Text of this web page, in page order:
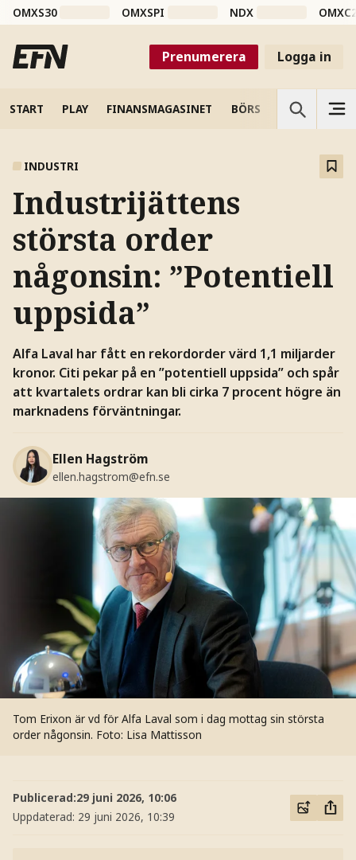
OMXS30 OMXSPI NDX
Prenumerera Logga in
START PLAY FINANSMAGASINET BÖRS VETENSKAP
INDUSTRI
Industrijättens
största order
någonsin: ”Potentiell
uppsida”
Alfa Laval har fått en rekordorder värd 1,1 miljarder
kronor. Citi pekar på en ”potentiell uppsida” och spår
att kvartalets ordrar kan bli cirka 7 procent högre än
marknadens förväntningar.
Ellen Hagström
ellen.hagstrom@efn.se
Tom Erixon är vd för Alfa Laval som i dag mottag sin största
order någonsin. Foto: Lisa Mattisson
Publicerad:29 juni 2026, 10:06
Uppdaterad: 29 juni 2026, 10:39